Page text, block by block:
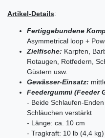
Artikel-Details:
Fertiggebundene
Asymmetrical loop +
Zielfische: Karpfen,
Rotaugen, Rotfedern,
Güstern usw.
Gewässer-Einsatz:
Feedergummi (Feeder
- Beide Schlaufen-
Schläuchen verstärkt
- Länge: ca. 10 cm
- Tragkraft: 10 lb (4,4 kg)